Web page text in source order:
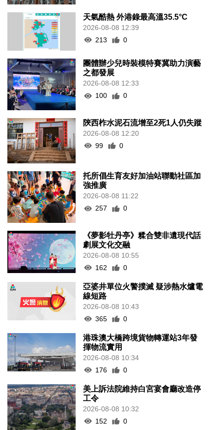
天氣酷熱 外港錄最高溫35.5°C
2026-08-08 12:39
213
0
團體辦少兒時裝模特賽冀助力演藝
之都發展
2026-08-08 12:33
100
0
陝西柞水泥石流增至2死1人仍失蹤
2026-08-08 12:20
99
0
托所倡生育友好加油站聯動社區加
強推廣
2026-08-08 11:22
257
0
《夢影牡丹亭》糅合雙非遺現代話
劇展文化交融
2026-08-08 10:55
162
0
亞婆井單位火警撲滅 疑涉熱水爐電
線短路
2026-08-08 10:43
365
0
港珠澳大橋跨境貨物轉運站3年發
揮物流實用
2026-08-08 10:34
176
0
美上訴法院維持白宮宴會廳改造停
工令
2026-08-08 10:32
152
0